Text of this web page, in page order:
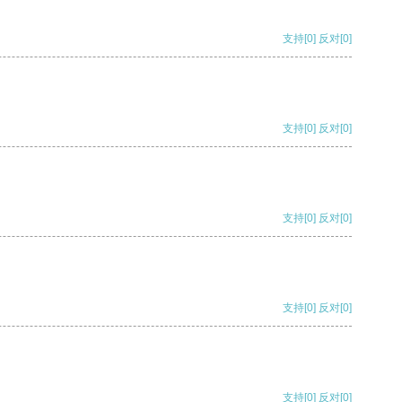
支持[0] 反对[0]
支持[0] 反对[0]
支持[0] 反对[0]
支持[0] 反对[0]
支持[0] 反对[0]